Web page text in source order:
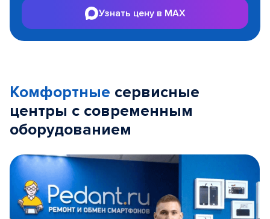
Узнать цену в MAX
Комфортные сервисные
центры с современным
оборудованием